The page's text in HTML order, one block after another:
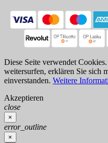
Diese Seite verwendet
weitersurfen, erklären Sie sich
einverstanden. Weitere
Akzeptieren
close
×
error_outline
×